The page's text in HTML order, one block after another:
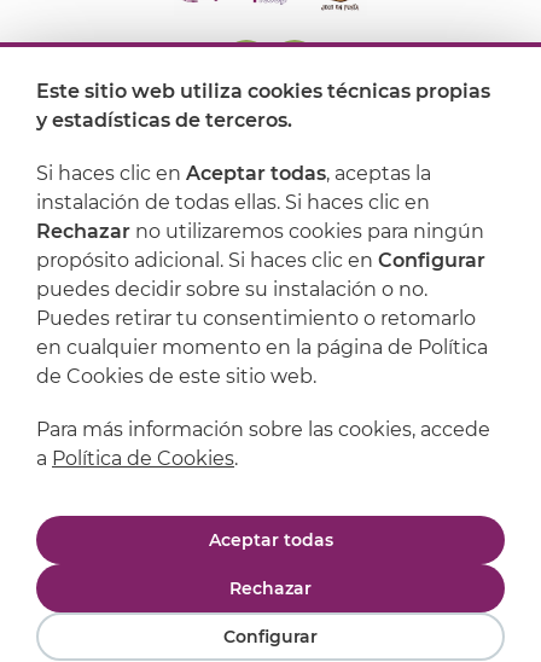
Dónde encontrarnos
Artijoc
Soporte
Política de privacidad
Este sitio web utiliza cookies técnicas propias
y estadísticas de terceros.
Si haces clic en Aceptar todas, aceptas la
instalación de todas ellas. Si haces clic en
Rechazar no utilizaremos cookies para ningún
propósito adicional. Si haces clic en Configurar
puedes decidir sobre su instalación o no.
Puedes retirar tu consentimiento o retomarlo
en cualquier momento en la página de Política
de Cookies de este sitio web.
Para más información sobre las cookies, accede
a Política de Cookies.
Aceptar todas
Rechazar
Configurar